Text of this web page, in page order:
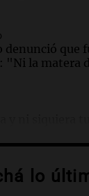
denunció que
"Ni la matera
lo